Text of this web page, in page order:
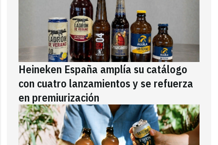
Heineken España amplía su catálogo
con cuatro lanzamientos y se refuerza
en premiurización